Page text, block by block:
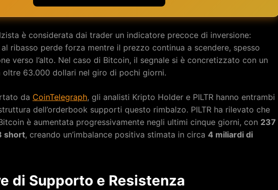
è considerata dai trader un indicatore precoce di inversione:
ribasso perde forza mentre il prezzo continua a scendere, spesso
verso l’alto. Nel caso di Bitcoin, il segnale si è concretizzato con un
oltre 63.000 dollari nel giro di pochi giorni.
da CoinTelegraph, gli analisti Kripto Holder e PILTR hanno entrambi
dell’orderbook supporti questo rimbalzo. PILTR ha rilevato che
è aumentata progressivamente negli ultimi cinque giorni, con 237
short, creando un’imbalance positiva stimata in circa 4 miliardi di
di Supporto e Resistenza